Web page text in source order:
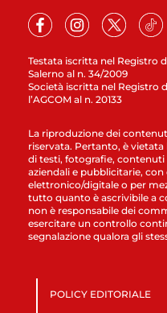
Testata iscritta nel Registro
Salerno al n. 34/2009
Società iscritta nel Registro
l’AGCOM al n. 20133
La riproduzione dei
riservata. Pertanto, è vietata
di testi, fotografie,
aziendali e pubblicitarie,
elettronico/digitale o per
tutto quanto è ascrivibile a
non è responsabile dei
esercitare un controllo
segnalazione qualora gli
POLICY EDITORIALE